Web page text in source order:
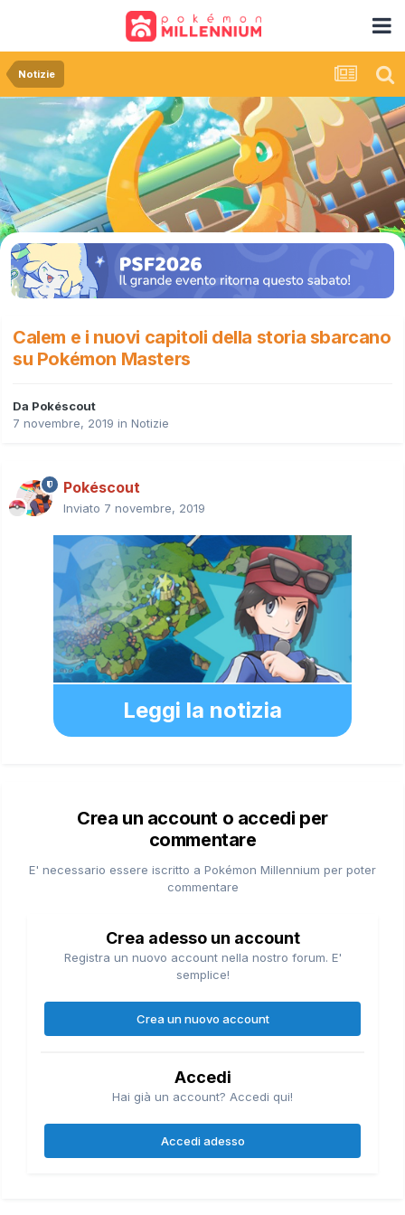
Notizie
Calem e i nuovi capitoli della storia sbarcano
su Pokémon Masters
Da Pokéscout
7 novembre, 2019 in Notizie
Pokéscout
Inviato 7 novembre, 2019
Leggi la notizia
Crea un account o accedi per
commentare
E' necessario essere iscritto a Pokémon Millennium per poter
commentare
Crea adesso un account
Registra un nuovo account nella nostro forum. E'
semplice!
Crea un nuovo account
Accedi
Hai già un account? Accedi qui!
Accedi adesso